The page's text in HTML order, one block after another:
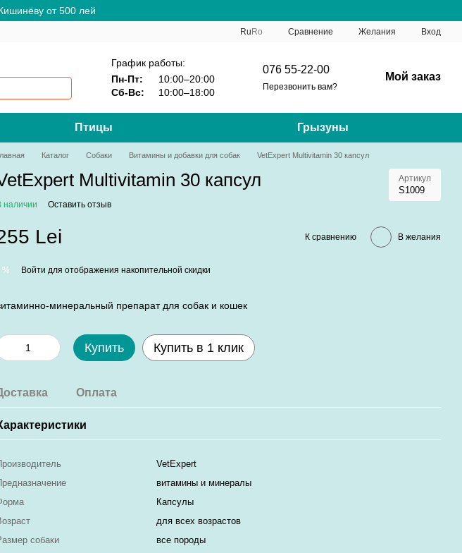
от 500 лей
Ru Ro Сравнение Желания Вход
График работы:
Пн-Пт:
10:00–20:00
Сб-Вс:
10:00–18:00
076 55-22-00
Перезвонить вам?
Мой заказ
Птицы Грызуны
Каталог Собаки Витамины и добавки для собак VetExpert Multivitamin 30 капсул
Multivitamin 30 капсул Артикул
S1009
наличии Оставить отзыв
Lei К сравнению В желания
% Войти для отображения накопительной скидки
минеральный препарат для собак и кошек
Купить Купить в 1 клик
Оплата
VetExpert
витамины и минералы
Капсулы
для всех возрастов
собаки
все породы